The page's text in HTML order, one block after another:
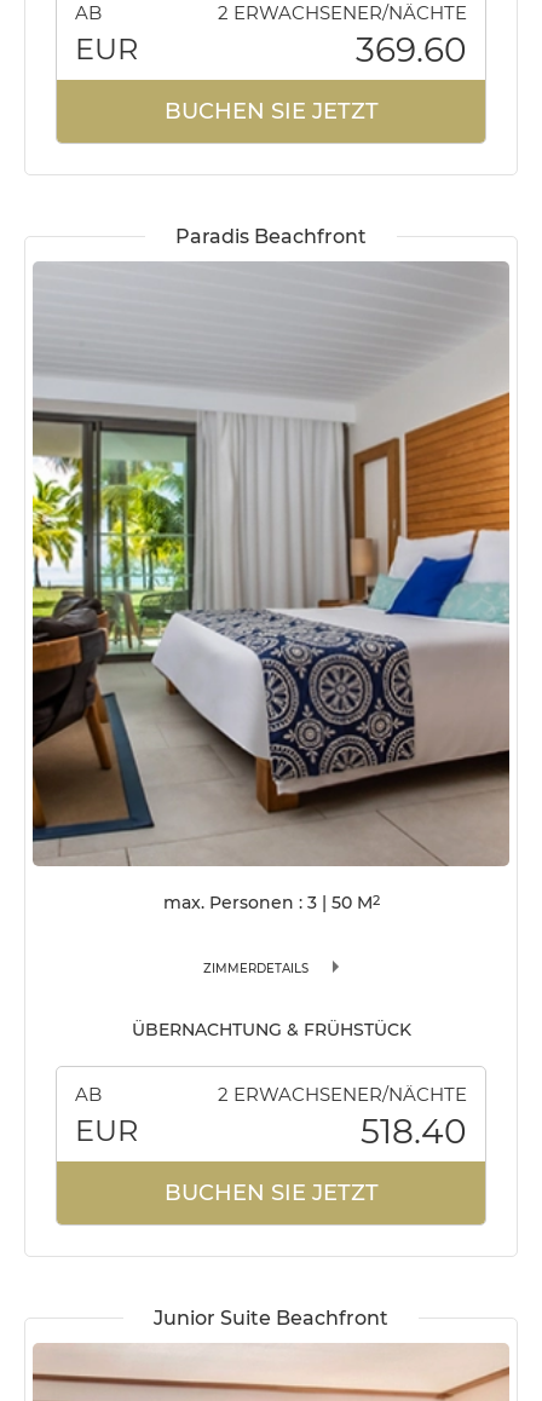
AB 2 ERWACHSENER/NÄCHTE
EUR 369.60
BUCHEN SIE JETZT
Paradis Beachfront
max. Personen : 3 50M2
ZIMMERDETAILS
ÜBERNACHTUNG & FRÜHSTÜCK
AB 2 ERWACHSENER/NÄCHTE
EUR 518.40
BUCHEN SIE JETZT
Junior Suite Beachfront